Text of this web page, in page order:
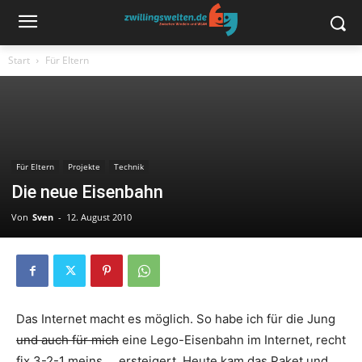
Start Für Eltern
Für Eltern Projekte Technik
Die neue Eisenbahn
Von Sven - 12. August 2010
Das Internet macht es möglich. So habe ich für die Jung
und auch für mich eine Lego-Eisenbahn im Internet, recht